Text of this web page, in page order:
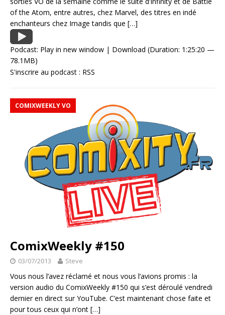
of the Atom, entre autres, chez Marvel, des titres en indé
enchanteurs chez Image tandis que […]
Podcast: Play in new window | Download (Duration: 1:25:20 —
78.1MB)
S'inscrire au podcast : RSS
COMIXWEEKLY VO
ComixWeekly #150
03/07/2013 Steve
Vous nous l’avez réclamé et nous vous l’avions promis : la
version audio du ComixWeekly #150 qui s’est déroulé vendredi
dernier en direct sur YouTube. C’est maintenant chose faite et
pour tous ceux qui n’ont […]